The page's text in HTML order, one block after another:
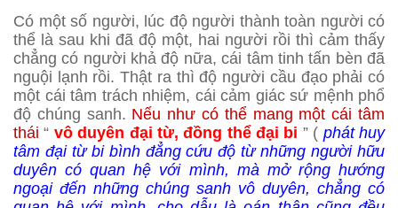
Có một số người, lúc độ người thành toàn người có
thể là sau khi đã độ một, hai người rồi thì cảm thấy
chẳng có người khả độ nữa, cái tâm tinh tấn bèn đã
nguội lạnh rồi. Thật ra thì độ người cầu đạo phải có
một cái tâm trách nhiệm, cái cảm giác sứ mệnh phổ
độ chúng sanh. Nếu như có thể mang một cái tâm
thái “ vô duyên đại từ, đồng thể đại bi ” ( phát huy
tâm đại từ bi bình đẳng cứu độ từ những người hữu
duyên có quan hệ với mình, mà mở rộng hướng
ngoại đến những chúng sanh vô duyên, chẳng có